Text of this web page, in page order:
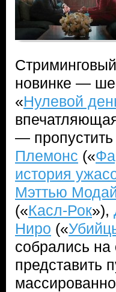
новинке —
«Нулевой
—
Племонс («
история
Мэттью
(«Касл-Рок»),
Ниро («
собрались
представить